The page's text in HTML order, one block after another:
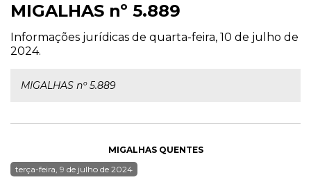
MIGALHAS nº 5.889
Informações jurídicas de quarta-feira, 10 de julho de
2024.
MIGALHAS nº 5.889
MIGALHAS QUENTES
terça-feira, 9 de julho de 2024